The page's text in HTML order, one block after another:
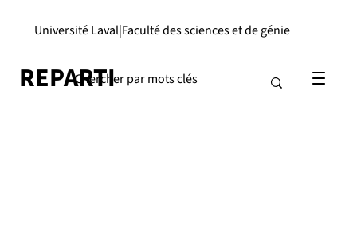
REPARTI
|
Université Laval Faculté des sciences et de génie